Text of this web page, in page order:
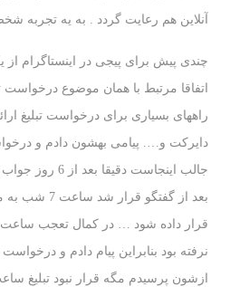
آنلاین هم رعایت گردد . به یه تجربه
چندی پیش برای پیجی در اینستاگرام از
اتفاقا مرتبط با همان موضوع درخواست
راههای بسیاری برای درخواست تبلیغ
دایرکت و…. پیامی بهشون دادم و
جالب اینجاست
قرار داده شود … در کمال تعجب ساعت
نرفته بود بنابراین پیام دادم و